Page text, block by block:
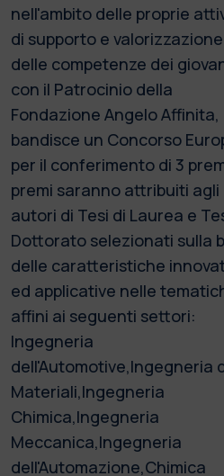
nell'ambito delle proprie
di supporto e valorizzazione
delle competenze dei
con il Patrocinio della
Fondazione Angelo Affinita,
bandisce un Concorso
per il conferimento di 3
premi saranno attribuiti agli
autori di Tesi di Laurea e
Dottorato selezionati sulla
delle caratteristiche
ed applicative nelle
affini ai seguenti settori:
Ingegneria
dell'Automotive,Ingegneria
Materiali,Ingegneria
Chimica,Ingegneria
Meccanica,Ingegneria
dell'Automazione,Chimica